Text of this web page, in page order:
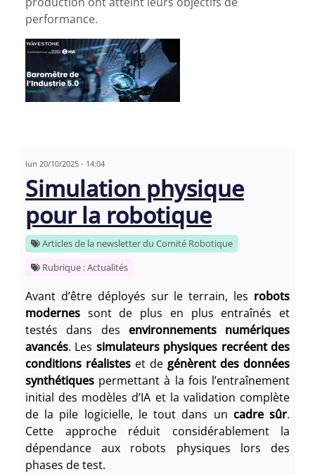
performance.
lun 20/10/2025 - 14:04
Simulation physique
pour la robotique
Articles de la newsletter du Comité Robotique
Rubrique : Actualités
Avant d’être déployés sur le terrain, les robots
modernes sont de plus en plus entraînés et
testés dans des environnements numériques
avancés. Les simulateurs physiques recréent des
conditions réalistes et de génèrent des données
synthétiques permettant à la fois l’entraînement
initial des modèles d’IA et la validation complète
de la pile logicielle, le tout dans un cadre sûr.
Cette approche réduit considérablement la
dépendance aux robots physiques lors des
phases de test.